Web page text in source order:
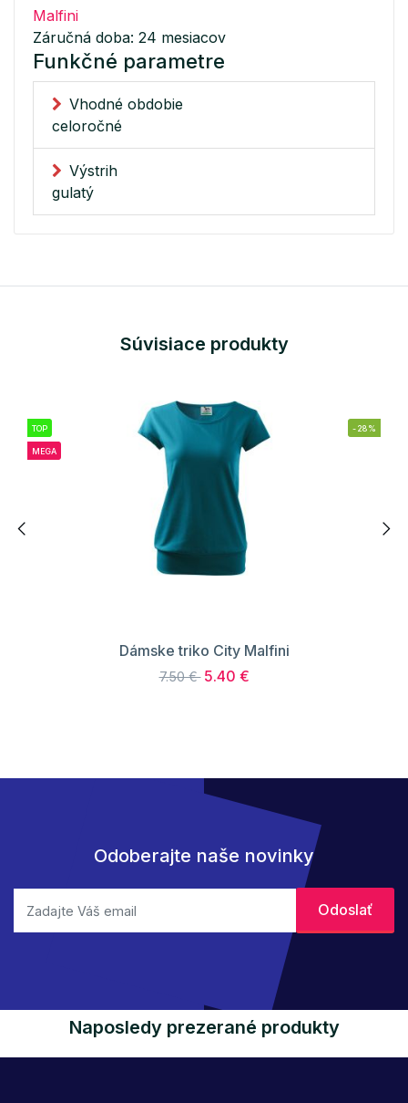
Malfini
Záručná doba: 24 mesiacov
Funkčné parametre
Vhodné obdobie
celoročné
Výstrih
gulatý
Súvisiace produkty
TOP
MEGA
-28%
Dámske triko City Malfini
7.50 € 5.40 €
Odoberajte naše novinky
Naposledy prezerané produkty